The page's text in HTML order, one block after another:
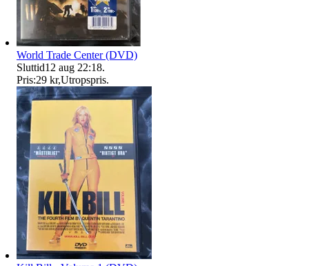
World Trade Center (DVD)
Sluttid12 aug 22:18.
Pris:29 kr,Utropspris.